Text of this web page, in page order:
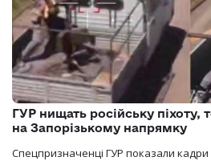
ГУР нищать російську піхоту,
на Запорізькому напрямку
Спецпризначенці ГУР показали кадри